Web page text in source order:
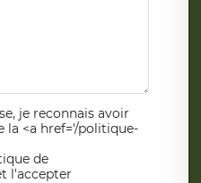
je reconnais avoir
la <a href='/politique-
de
l'accepter